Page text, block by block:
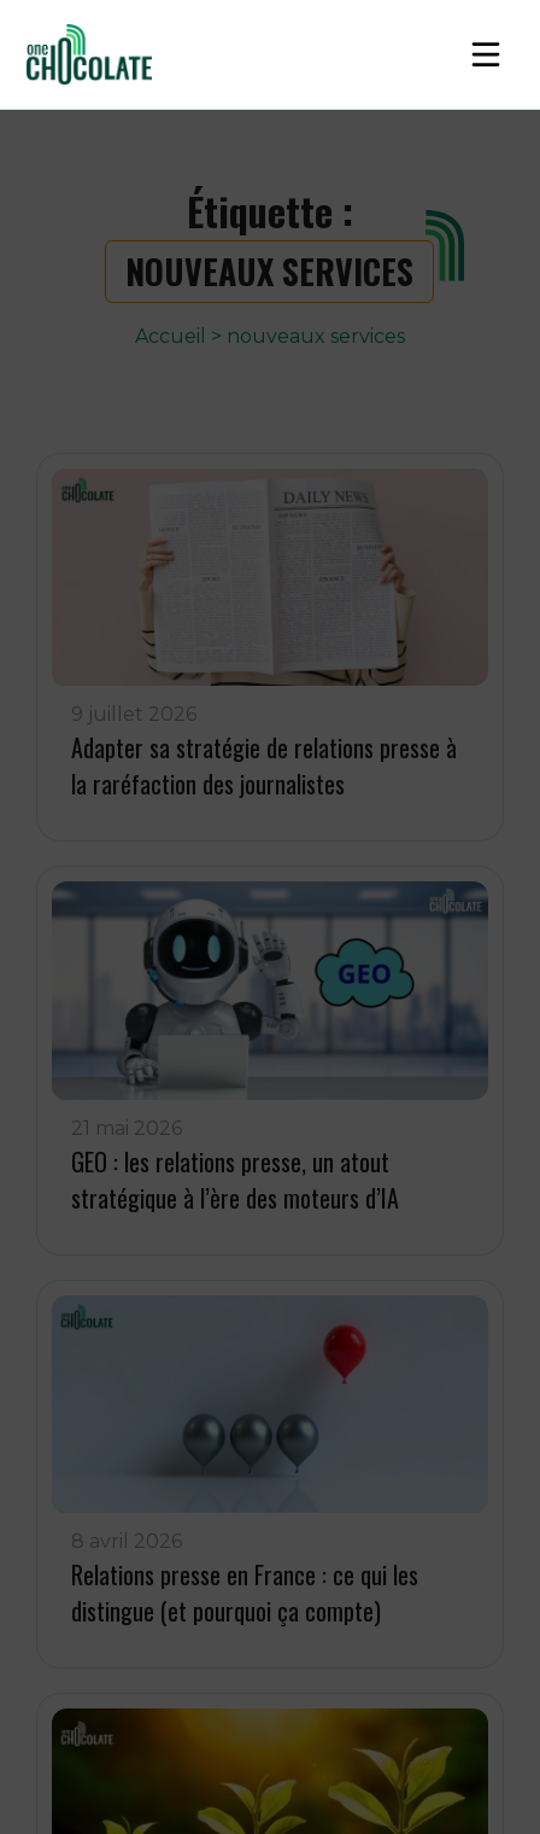
Étiquette :
NOUVEAUX SERVICES
Accueil > nouveaux services
9 juillet 2026
Adapter sa stratégie de relations presse à
la raréfaction des journalistes
21 mai 2026
GEO : les relations presse, un atout
stratégique à l’ère des moteurs d’IA
8 avril 2026
Relations presse en France : ce qui les
distingue (et pourquoi ça compte)